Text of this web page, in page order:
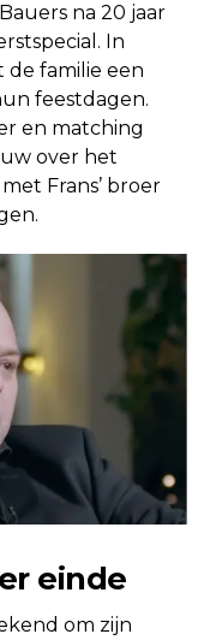
na 20 jaar
In
familie een
feestdagen.
en matching
over het
Frans’ broer
einde
om zijn